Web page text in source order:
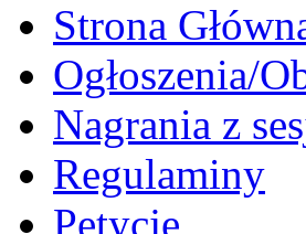
Strona
Ogłoszenia/
Nagrania z
Regulaminy
Petycje